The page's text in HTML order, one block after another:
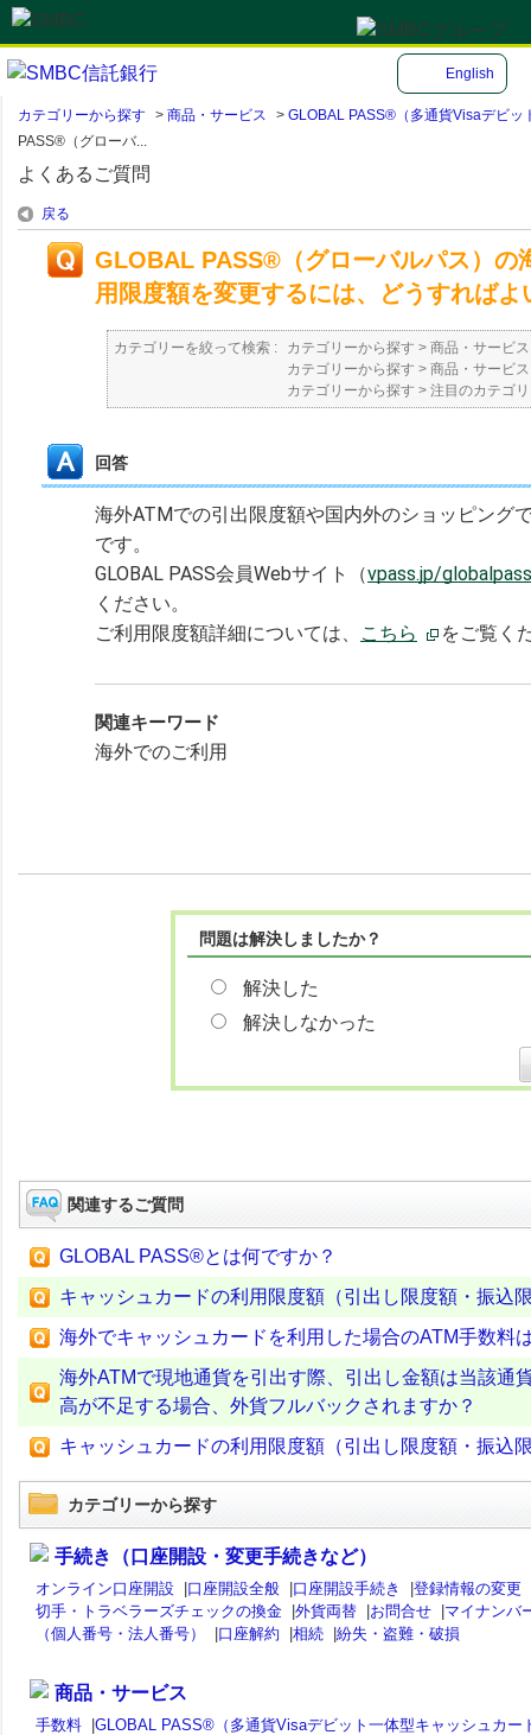
English
カテゴリーから探す > 商品・サービス > GLOBAL PASS®（多通貨Visaデビッ
PASS®（グローバ...
よくあるご質問
戻る
GLOBAL PASS®（グローバルパス）の
用限度額を変更するには、どうすればよ
カテゴリーを絞って検索 : カテゴリーから探す > 商品・サービス
カテゴリーから探す > 商品・サービス
カテゴリーから探す > 注目のカテゴ
回答
海外ATMでの引出限度額や国内外のショッピング
です。
GLOBAL PASS会員Webサイト（vpass.jp/globalpass
ください。
ご利用限度額詳細については、
こちら をご覧く
関連キーワード
海外でのご利用
問題は解決しましたか？
解決した
解決しなかった
関連するご質問
GLOBAL PASS®とは何ですか？
キャッシュカードの利用限度額（引出し限度額・振込
海外でキャッシュカードを利用した場合のATM手数料
海外ATMで現地通貨を引出す際、引出し金額は当該通
高が不足する場合、外貨フルバックされますか？
キャッシュカードの利用限度額（引出し限度額・振込
カテゴリーから探す
手続き（口座開設・変更手続きなど）
オンライン口座開設 |口座開設全般 |口座開設手続き |登録情報の変更
切手・トラベラーズチェックの換金 |外貨両替 |お問合せ |マイナンバ
（個人番号・法人番号）
|口座解約 |相続 |紛失・盗難・破損
商品・サービス
手数料 |GLOBAL PASS®（多通貨Visaデビット一体型キャッシュカー